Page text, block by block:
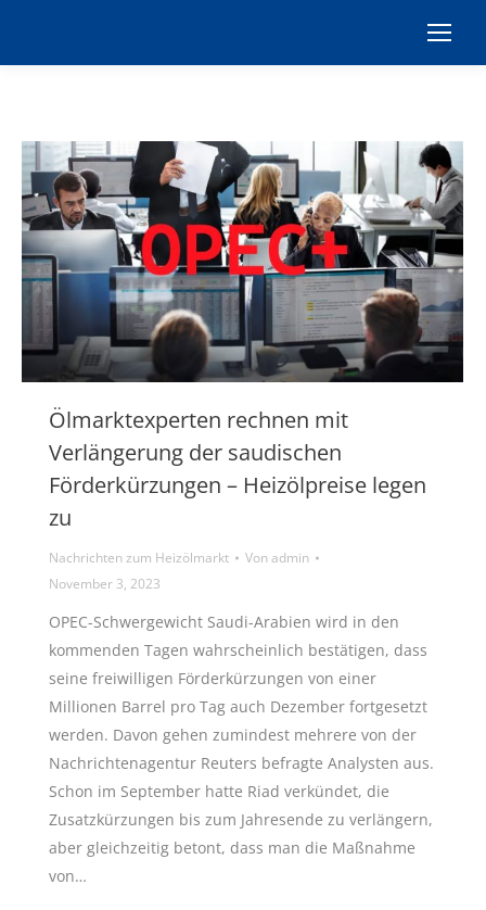
Ölmarktexperten rechnen mit
Verlängerung der saudischen
Förderkürzungen – Heizölpreise legen
zu
Nachrichten zum Heizölmarkt Vonadmin
November 3, 2023
OPEC-Schwergewicht Saudi-Arabien wird in den
kommenden Tagen wahrscheinlich bestätigen, dass
seine freiwilligen Förderkürzungen von einer
Millionen Barrel pro Tag auch Dezember fortgesetzt
werden. Davon gehen zumindest mehrere von der
Nachrichtenagentur Reuters befragte Analysten aus.
Schon im September hatte Riad verkündet, die
Zusatzkürzungen bis zum Jahresende zu verlängern,
aber gleichzeitig betont, dass man die Maßnahme
von…